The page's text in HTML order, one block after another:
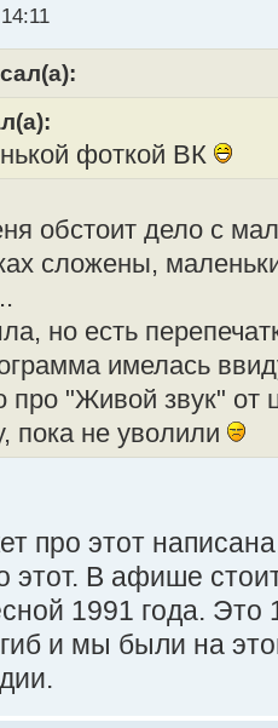
фоткой ВК
обстоит дело с
сложены,
но есть
имелась
про "Живой звук" от
пока не уволили
про этот
этот. В афише
1991 года.
и мы были на